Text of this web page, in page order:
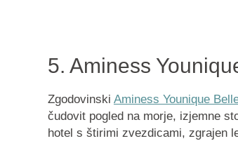
5. Aminess
Zgodovinski Aminess Younique
čudovit pogled na morje, izjemne
hotel s štirimi zvezdicami, zgrajen